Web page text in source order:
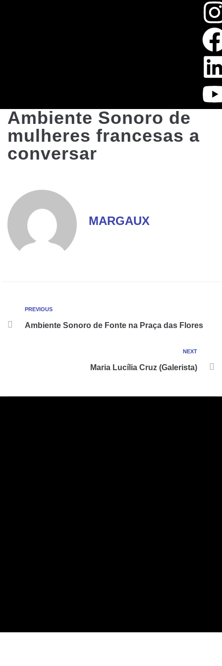
Ambiente Sonoro de
mulheres francesas a
conversar
MARGAUX
PREVIOUS
Ambiente Sonoro de Fonte na Praça das Flores
NEXT
Maria Lucília Cruz (Galerista)